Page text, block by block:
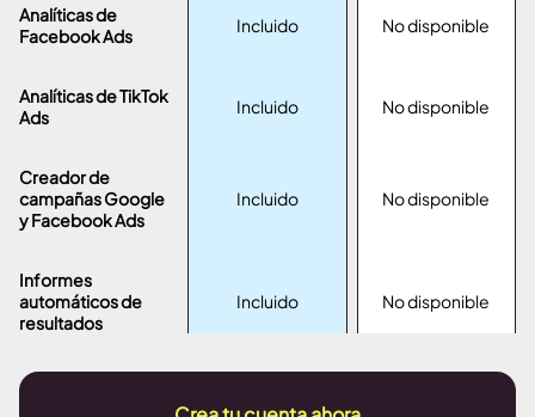
Analíticas de
Facebook Ads
Incluido No disponible
Analíticas de TikTok
Ads
Incluido No disponible
Creador de
campañas Google
y Facebook Ads
Incluido No disponible
Informes
automáticos de
resultados
Incluido No disponible